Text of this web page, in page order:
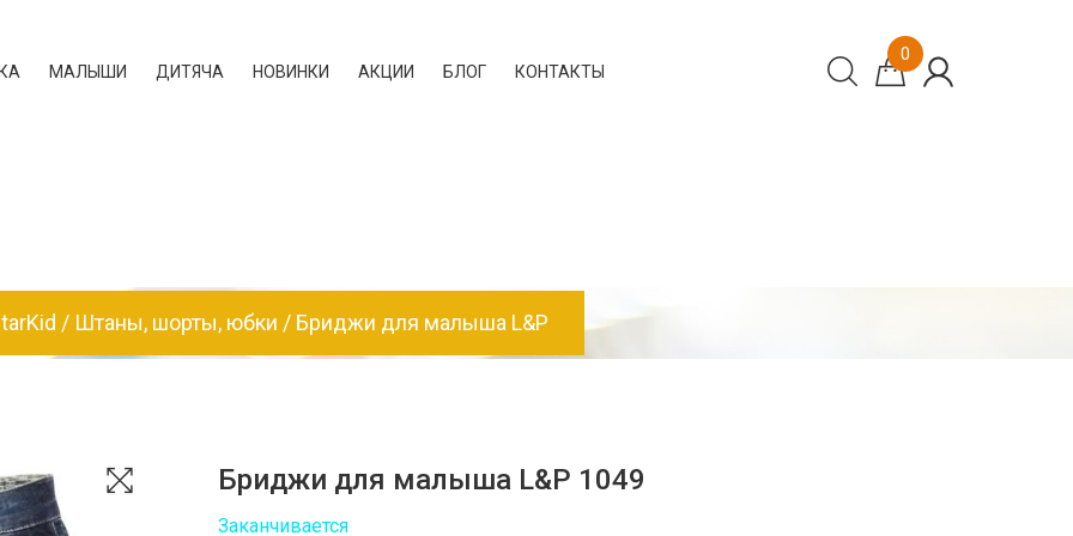
МАЛЫШИ ДИТЯЧА НОВИНКИ АКЦИИ БЛОГ КОНТАКТЫ
0
Штаны, шорты, юбки Бриджи для малыша L&P
Бриджи для малыша L&P 1049
Заканчивается